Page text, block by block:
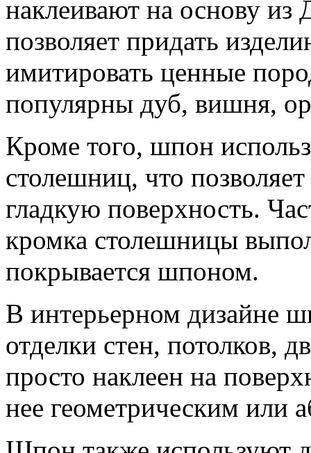
наклеивают на основу
позволяет придать
имитировать ценные
популярны дуб, вишня,
Кроме того, шпон
столешниц, что
гладкую поверхность.
кромка столешницы
покрывается шпоном.
В интерьерном дизайне
отделки стен, потолков,
просто наклеен на
нее геометрическим или